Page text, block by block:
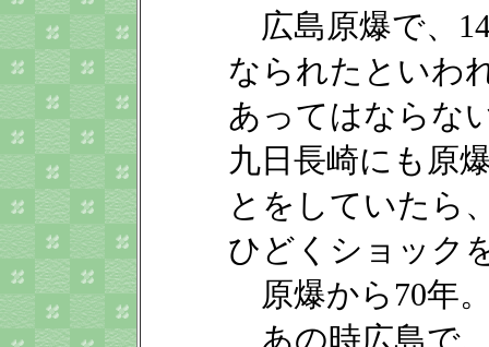
広島原爆で、
なられたといわ
あってはならな
九日長崎にも原
とをしていたら
ひどくショック
原爆から70年
あの時広島で